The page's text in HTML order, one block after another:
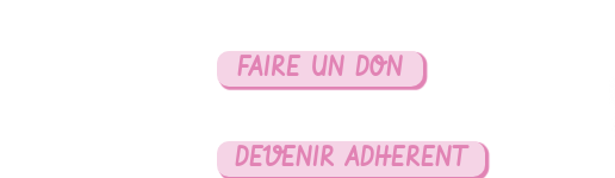
FAIRE UN DON
DEVENIR ADHERENT